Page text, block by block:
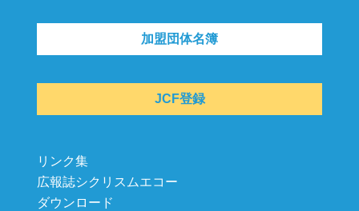
加盟団体名簿
JCF登録
リンク集
広報誌シクリスムエコー
ダウンロード